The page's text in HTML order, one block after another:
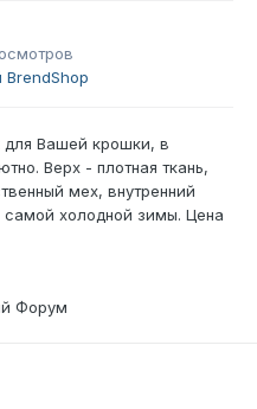
для Вашей крошки, в
Верх - плотная ткань,
мех, внутренний
холодной зимы. Цена
Форум